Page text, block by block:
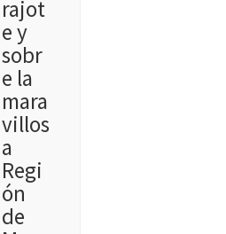
rajot
e y
sobr
e la
mara
villos
a
Regi
ón
de